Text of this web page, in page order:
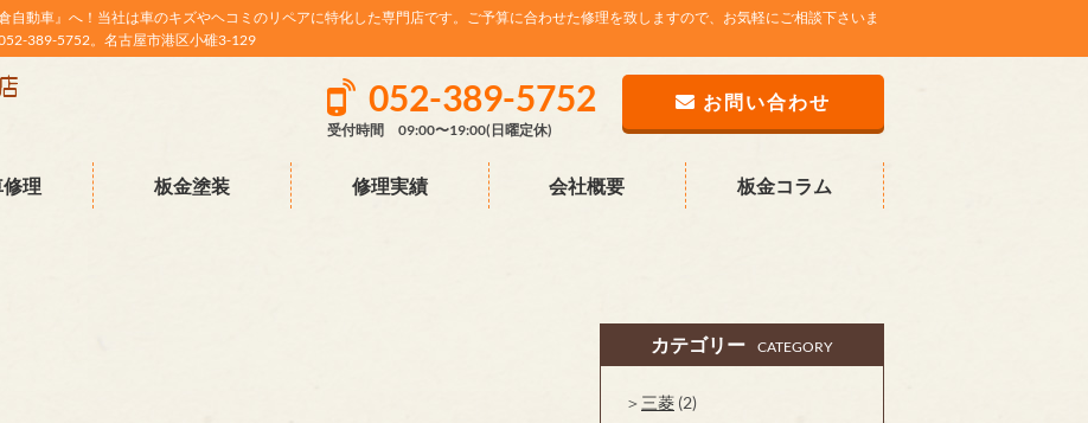
自動車』へ！当社は車のキズやヘコミのリペアに特化した専門店です。ご予算に合わせた修理を致しますので、お気軽にご相談下さいま
389-5752。名古屋市港区小碓3-129
052-389-5752
受付時間 09:00〜19:00(日曜定休)
お問い合わせ
理 板金塗装 修理実績 会社概要 板金コラム
カテゴリー CATEGORY
三菱 (2)